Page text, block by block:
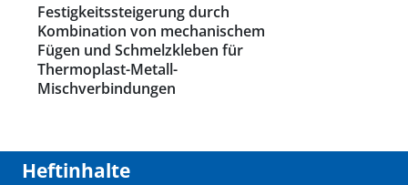
Festigkeitssteigerung durch
Kombination von mechanischem
Fügen und Schmelzkleben für
Thermoplast-Metall-
Mischverbindungen
Heftinhalte